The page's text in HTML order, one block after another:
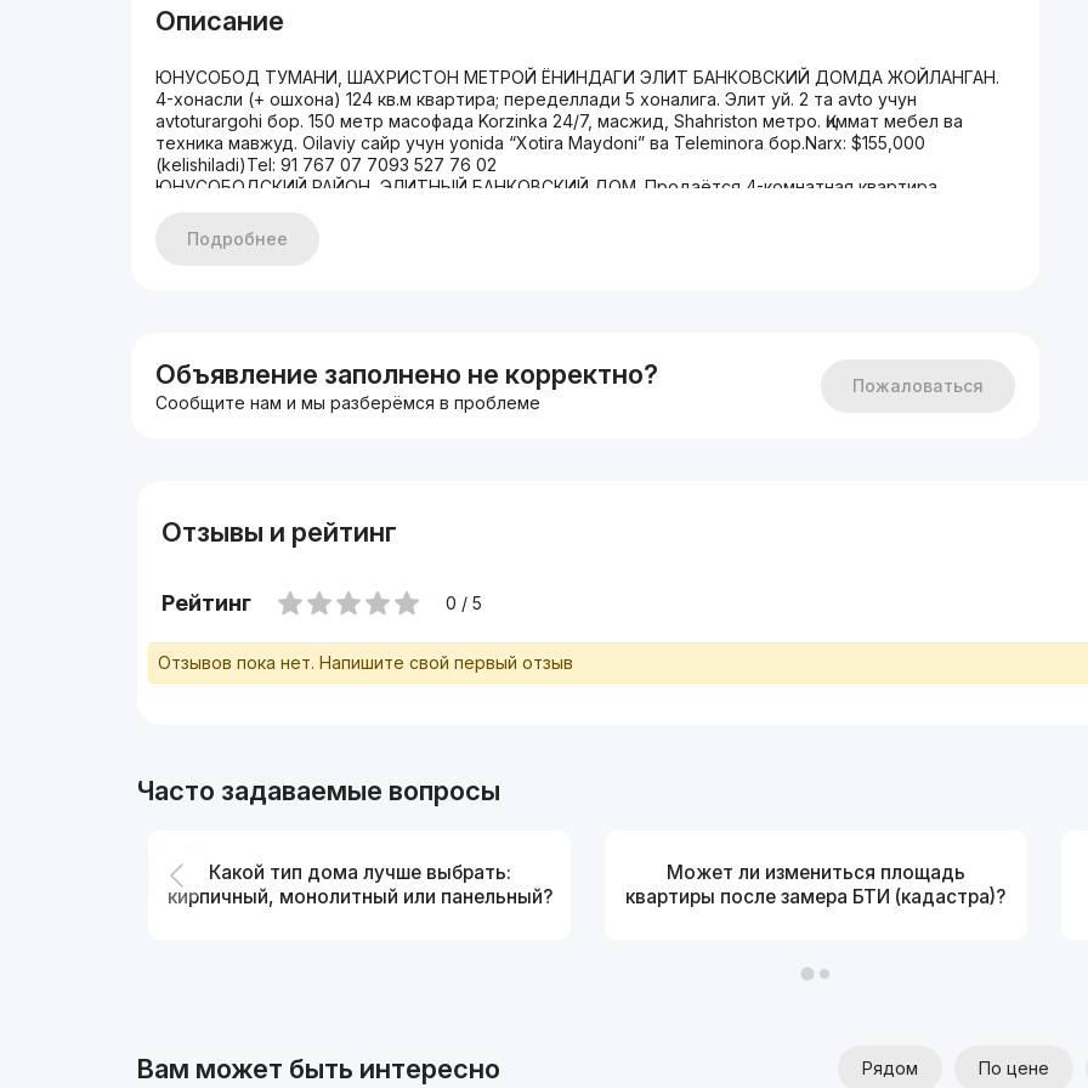
Описание
ЮНУСОБОД ТУМАНИ, ШАХРИСТОН МЕТРОЙ ЁНИНДАГИ ЭЛИТ БАНКОВСКИЙ ДОМДА ЖОЙЛАНГАН.
4-хонасли (+ ошхона) 124 кв.м квартира; переделлади 5 хоналига. Элит уй. 2 та avto учун
avtoturargohi бор. 150 метр масофада Korzinka 24/7, масжид, Shahriston метро. Қиммат мебел ва
техника мавжуд. Oilaviy сайр учун yonida “Xotira Maydoni” ва Teleminora бор.Narx: $155,000
(kelishiladi)Tel: 91 767 07 7093 527 76 02
ЮНУСОБОДСКИЙ РАЙОН, ЭЛИТНЫЙ БАНКОВСКИЙ ДОМ. Продаётся 4-комнатная квартира,
комнаты + кухня; переделана в 5- Состояние: элитная квартира, уникальный дизайнерский ремонт-
2 санузла + душевая кабина- Дорогая мебель и техника включены- Парковка на 2 автомобиля-
Подробнее
Объявление заполнено не корректно?
Сообщите нам и мы разберёмся в проблеме
Пожаловаться
Отзывы и рейтинг
Рейтинг 0 / 5
Отзывов пока нет. Напишите свой первый отзыв
Часто задаваемые вопросы
Какой тип дома лучше выбрать:
кирпичный, монолитный или панельный?
Может ли измениться площадь
квартиры после замера БТИ (кадастра)?
Вам может быть интересно Рядом По цене